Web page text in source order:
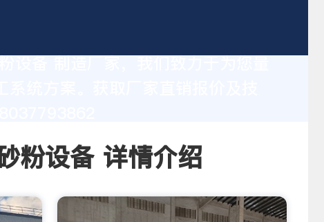
统方案。获取厂家直销报价及技
粉设备 详情介绍